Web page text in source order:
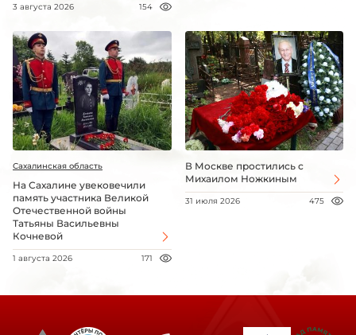
3 августа 2026 154
Сахалинская область
На Сахалине увековечили
память участника Великой
Отечественной войны
Татьяны Васильевны
Кочневой
1 августа 2026 171
В Москве простились с
Михаилом Ножкиным
31 июля 2026 475